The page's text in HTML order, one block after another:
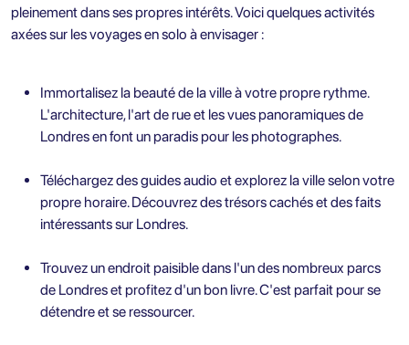
pleinement dans ses propres intérêts. Voici quelques activités
axées sur les voyages en solo à envisager :
Immortalisez la beauté de la ville à votre propre rythme.
L'architecture, l'art de rue et les vues panoramiques de
Londres en font un paradis pour les photographes.
Téléchargez des guides audio et explorez la ville selon votre
propre horaire. Découvrez des trésors cachés et des faits
intéressants sur Londres.
Trouvez un endroit paisible dans l'un des nombreux parcs
de Londres et profitez d'un bon livre. C'est parfait pour se
détendre et se ressourcer.